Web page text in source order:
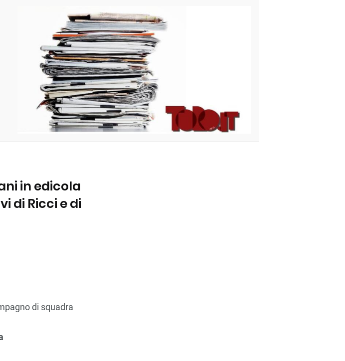
in edicola
di Ricci e di
di squadra